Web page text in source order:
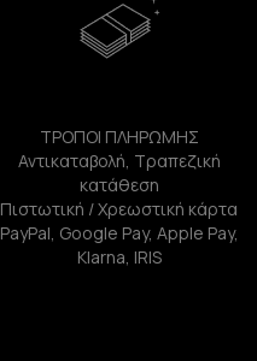
ΤΡΟΠΟΙ ΠΛΗΡΩΜΗΣ
Αντικαταβολή, Τραπεζική
κατάθεση
Πιστωτική / Χρεωστική κάρτα
PayPal, Google Pay, Apple Pay,
Klarna, IRIS